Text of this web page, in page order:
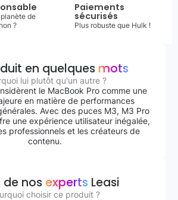
de
?
Paiements
sécurisés
Plus robuste que Hulk !
en quelques mots
lui plutôt qu'un autre ?
le MacBook Pro comme une
en matière de performances
Avec des puces M3, M3 Pro
une expérience utilisateur inégalée,
professionnels et les créateurs de
contenu.
de nos expertsLeasi
choisir ce produit ?